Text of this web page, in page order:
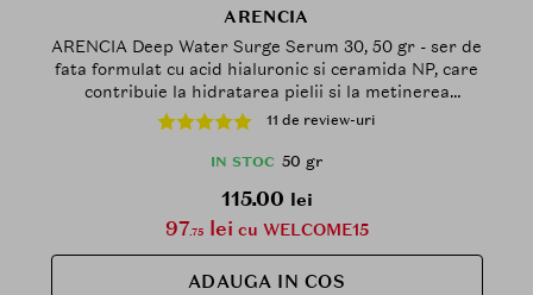
ARENCIA
ARENCIA Deep Water Surge Serum 30, 50 gr - ser de
fata formulat cu acid hialuronic si ceramida NP, care
contribuie la hidratarea pielii si la metinerea
barierei cutanate
11 de review-uri
IN STOC 50 gr
115.00 lei
97.75lei cu WELCOME15
ADAUGA IN COS